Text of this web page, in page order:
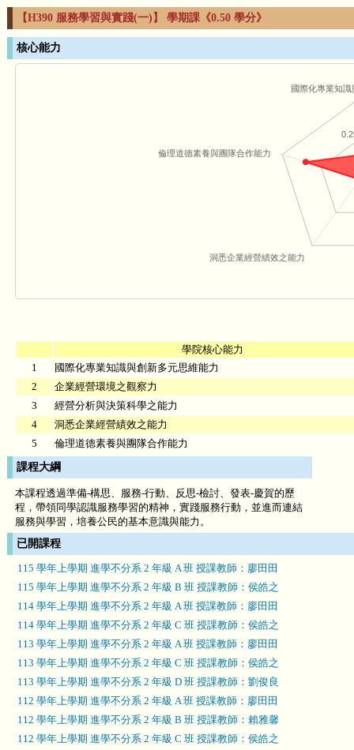
【H390 服務學習與實踐(一)】 學期課《0.50 學分》
核心能力
國際化專業知
洞悉企業經營績效之能力
倫理道德素養與團隊合作能力
學院核心能力
1
國際化專業知識與創新多元思維能力
2
企業經營環境之觀察力
3
經營分析與決策科學之能力
4
洞悉企業經營績效之能力
5
倫理道德素養與團隊合作能力
課程大綱
本課程透過準備-構思、服務-行動、反思-檢討、發表-慶賀的歷
程，帶領同學認識服務學習的精神，實踐服務行動，並進而連結
服務與學習，培養公民的基本意識與能力。
已開課程
115 學年上學期 進學不分系 2 年級 A 班 授課教師：廖田田
115 學年上學期 進學不分系 2 年級 B 班 授課教師：侯皓之
114 學年上學期 進學不分系 2 年級 A 班 授課教師：廖田田
114 學年上學期 進學不分系 2 年級 C 班 授課教師：侯皓之
113 學年上學期 進學不分系 2 年級 A 班 授課教師：廖田田
113 學年上學期 進學不分系 2 年級 C 班 授課教師：侯皓之
113 學年上學期 進學不分系 2 年級 D 班 授課教師：劉俊良
112 學年上學期 進學不分系 2 年級 A 班 授課教師：廖田田
112 學年上學期 進學不分系 2 年級 B 班 授課教師：賴雅馨
112 學年上學期 進學不分系 2 年級 C 班 授課教師：侯皓之